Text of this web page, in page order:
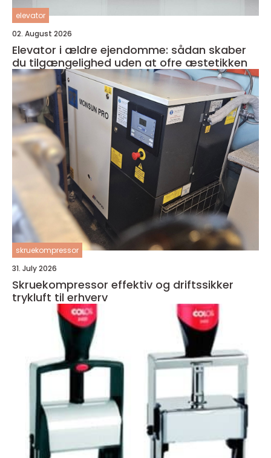
elevator
02. August 2026
Elevator i ældre ejendomme: sådan skaber
du tilgængelighed uden at ofre æstetikken
skruekompressor
31. July 2026
Skruekompressor effektiv og driftssikker
trykluft til erhverv